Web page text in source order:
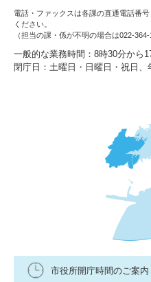
電話・ファックスは各課の直通電話番号
ください。
（担当の課・係が不明の場合は022-
一般的な業務時間：8時30分から
閉庁日：土曜日・日曜日・祝日、
市役所開庁時間のご案内